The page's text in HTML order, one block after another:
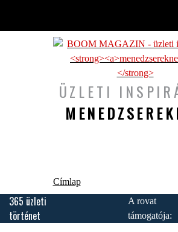
ÜZLETI
Jelenlegi hely
Címlap
365 üzleti
történet
A rovat
támogatója: